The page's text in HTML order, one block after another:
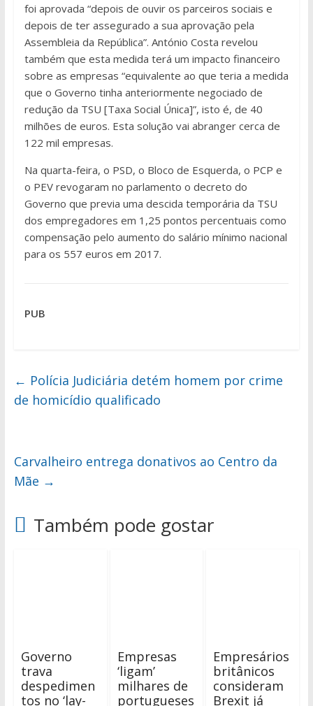
foi aprovada “depois de ouvir os parceiros sociais e
depois de ter assegurado a sua aprovação pela
Assembleia da República”. António Costa revelou
também que esta medida terá um impacto financeiro
sobre as empresas “equivalente ao que teria a medida
que o Governo tinha anteriormente negociado de
redução da TSU [Taxa Social Única]”, isto é, de 40
milhões de euros. Esta solução vai abranger cerca de
122 mil empresas.
Na quarta-feira, o PSD, o Bloco de Esquerda, o PCP e
o PEV revogaram no parlamento o decreto do
Governo que previa uma descida temporária da TSU
dos empregadores em 1,25 pontos percentuais como
compensação pelo aumento do salário mínimo nacional
para os 557 euros em 2017.
PUB
← Polícia Judiciária detém homem por crime
de homicídio qualificado
Carvalheiro entrega donativos ao Centro da
Mãe →
Também pode gostar
Governo
trava
despedimen
tos no ‘lay-
Empresas
‘ligam’
milhares de
portugueses
Empresários
britânicos
consideram
Brexit já